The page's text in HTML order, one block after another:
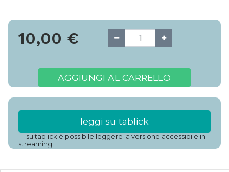
10,00 €
AGGIUNGI AL CARRELLO
leggi su tablick
su tablick è possibile leggere la versione accessibile in
streaming